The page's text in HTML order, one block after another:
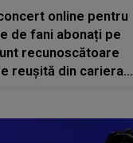
de fani abonați pe
recunoscătoare
reușită din cariera